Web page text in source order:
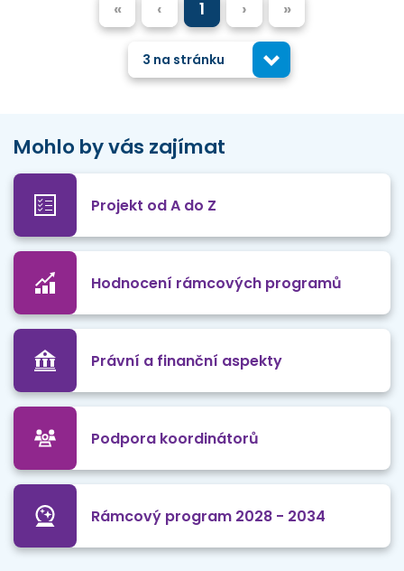
« ‹ 1 › »
3 na stránku
Mohlo by vás zajímat
Projekt od A do Z
Hodnocení rámcových programů
Právní a finanční aspekty
Podpora koordinátorů
Rámcový program 2028 - 2034